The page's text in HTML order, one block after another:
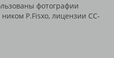
фотографии
P.Fisxo, лицензии CC-